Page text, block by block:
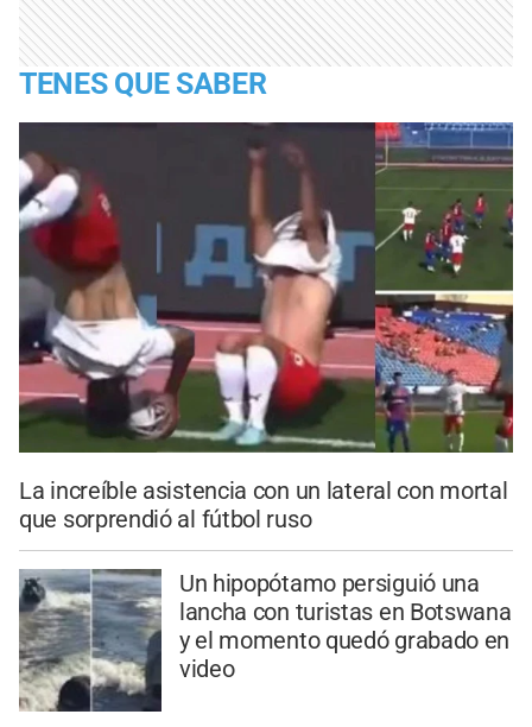
TENES QUE SABER
La increíble asistencia con un lateral con mortal
que sorprendió al fútbol ruso
Un hipopótamo persiguió una
lancha con turistas en Botswana
y el momento quedó grabado en
video